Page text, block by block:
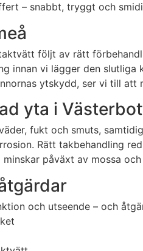
– snabbt, tryggt och
följt av rätt
innan vi lägger den
ytskydd, ser vi till
yta i
fukt och smuts,
Rätt takbehandling
påväxt av mossa och
och utseende – och